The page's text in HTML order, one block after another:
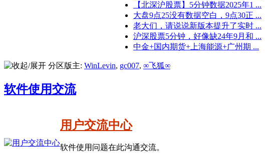
【北深沪股票】5分钟数据2025年1 ...
大盘9点25没有数据空白，9点30正 ...
老大们，请说说新版本提升了实时 ...
沪深股票5分钟，好像缺24年9月和 ...
中金+国内期货+上海能源+广州期 ...
分区版主: WinLevin, gc007, ∞飞狐∞
软件使用交流
用户交流中心
软件使用问题在此沟通交流。